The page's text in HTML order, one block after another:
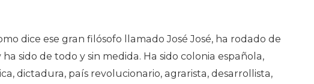
dice ese gran filósofo llamado José José, ha rodado de
sido de todo y sin medida. Ha sido colonia española,
dictadura, país revolucionario, agrarista, desarrollista,